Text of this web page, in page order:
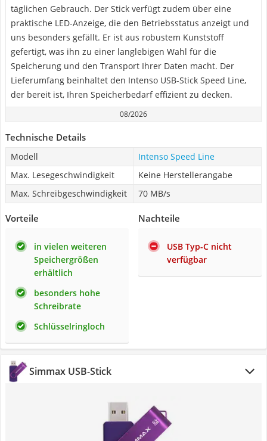
täglichen Gebrauch. Der Stick verfügt zudem über eine
praktische LED-Anzeige, die den Betriebsstatus anzeigt und
uns besonders gefällt. Er ist aus robustem Kunststoff
gefertigt, was ihn zu einer langlebigen Wahl für die
Speicherung und den Transport Ihrer Daten macht. Der
Lieferumfang beinhaltet den Intenso USB-Stick Speed Line,
der bereit ist, Ihren Speicherbedarf effizient zu decken.
08/2026
Technische Details
Modell
Intenso Speed Line
Max. Lesegeschwindigkeit
Keine Herstellerangabe
Max. Schreibgeschwindigkeit
70 MB/s
Vorteile
in vielen weiteren
Speichergrößen
erhältlich
besonders hohe
Schreibrate
Schlüsselringloch
Nachteile
USB Typ-C nicht
verfügbar
Simmax USB-Stick